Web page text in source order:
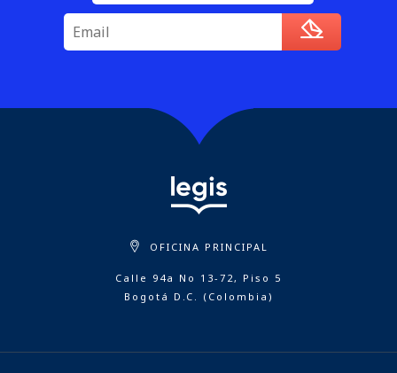
OFICINA PRINCIPAL
Calle 94a No 13-72, Piso 5
Bogotá D.C. (Colombia)